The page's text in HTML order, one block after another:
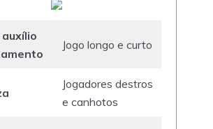
Jogo longo e curto
Jogadores destros
e canhotos